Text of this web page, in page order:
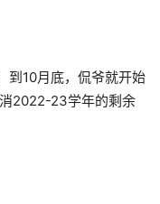
到10月底，侃爷就开始
2022-23学年的剩余